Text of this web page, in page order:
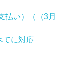
払い）（（3月
てに対応